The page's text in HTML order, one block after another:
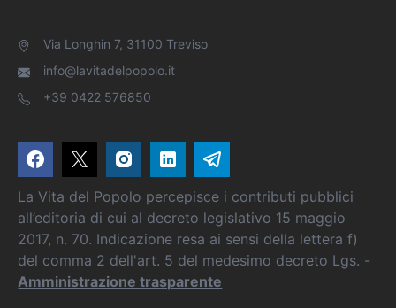
Via Longhin 7, 31100 Treviso
info@lavitadelpopolo.it
+39 0422 576850
La Vita del Popolo percepisce i contributi pubblici
all’editoria di cui al decreto legislativo 15 maggio
2017, n. 70. Indicazione resa ai sensi della lettera f)
del comma 2 dell'art. 5 del medesimo decreto Lgs. -
Amministrazione trasparente